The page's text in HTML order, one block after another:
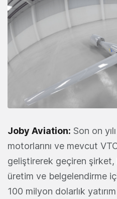
Joby Aviation: Son on
motorlarını ve mevcut
geliştirerek geçiren şirket,
üretim ve belgelendirme
100 milyon dolarlık